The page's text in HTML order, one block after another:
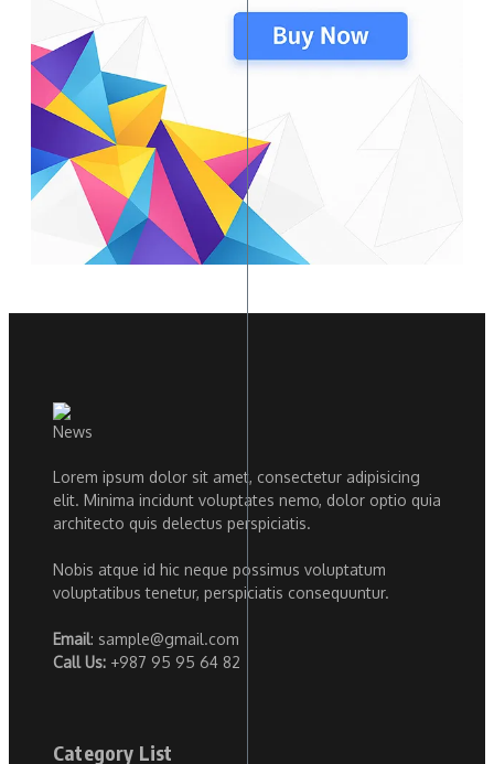
Lorem ipsum dolor sit amet, consectetur adipisicing
elit. Minima incidunt voluptates nemo, dolor optio quia
architecto quis delectus perspiciatis.
Nobis atque id hic neque possimus voluptatum
voluptatibus tenetur, perspiciatis consequuntur.
Email: sample@gmail.com
Call Us: +987 95 95 64 82
Category List